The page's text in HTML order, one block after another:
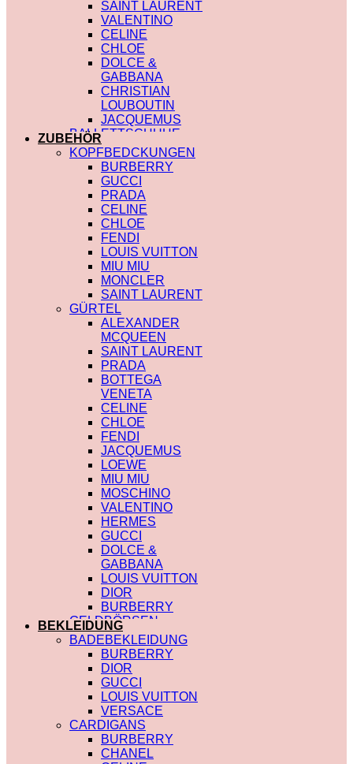
SAINT LAURENT
VALENTINO
CELINE
CHLOE
DOLCE &
GABBANA
CHRISTIAN
LOUBOUTIN
JACQUEMUS
BALLETTSCHUHE
LOUIS VUITTON
ZUBEHÖR
KOPFBEDCKUNGEN
BURBERRY
GUCCI
PRADA
CELINE
CHLOE
FENDI
LOUIS VUITTON
MIU MIU
MONCLER
SAINT LAURENT
GÜRTEL
ALEXANDER
MCQUEEN
SAINT LAURENT
PRADA
BOTTEGA
VENETA
CELINE
CHLOE
FENDI
JACQUEMUS
LOEWE
MIU MIU
MOSCHINO
VALENTINO
HERMES
GUCCI
DOLCE &
GABBANA
LOUIS VUITTON
DIOR
BURBERRY
GELDBÖRSEN
SAINT LAURENT
PRADA
HERMES
GUCCI
DIOR
CHLOE
FENDI
JACQUEMUS
CELINE
BEKLEIDUNG
BADEBEKLEIDUNG
BURBERRY
DIOR
GUCCI
LOUIS VUITTON
VERSACE
CARDIGANS
BURBERRY
CHANEL